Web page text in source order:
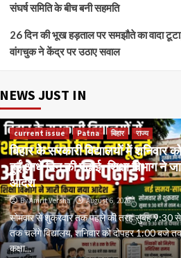
संघर्ष समिति के बीच बनी सहमति
26 दिन की भूख हड़ताल पर समझौते का वादा
वांगचुक ने केंद्र पर उठाए सवाल
NEWS JUST IN
current issue Patna बिहार राज्य
बिहार के सरकारी विद्यालयों में शनिवार
हुई आधे दिन की पढ़ाई, शिक्षा विभाग ने
आदेश
By Amrit Versha August 6, 2026
सोमवार से शुक्रवार तक पहले की तरह सुबह 9:30
तक चलेंगे विद्यालय, शनिवार को दोपहर 1:00 बजे तक
कक्षा...